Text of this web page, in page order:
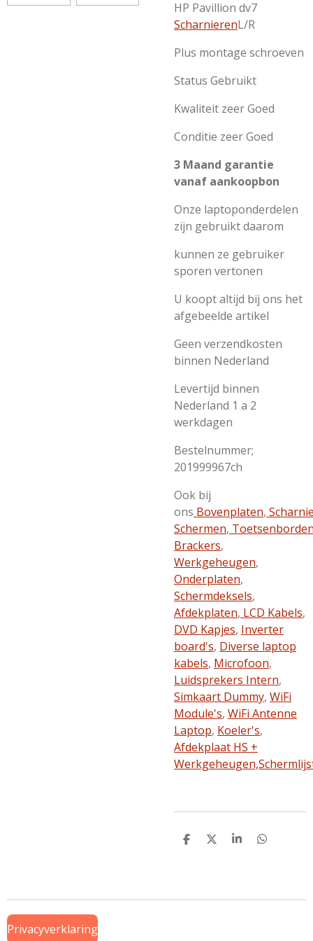
HP Pavillion dv7
ScharnierenL/R
Plus montage schroeven
Status Gebruikt
Kwaliteit zeer Goed
Conditie zeer Goed
3 Maand garantie
vanaf aankoopbon
Onze laptoponderdelen
zijn gebruikt daarom
kunnen ze gebruiker
sporen vertonen
U koopt altijd bij ons het
afgebeelde artikel
Geen verzendkosten
binnen Nederland
Levertijd binnen
Nederland 1 a 2
werkdagen
Bestelnummer;
201999967ch
Ook bij
ons Bovenplaten,
Schermen,
Brackers,
Werkgeheugen,
Onderplaten,
Schermdeksels,
Afdekplaten, LCD Kabels,
DVD Kapjes, Inverter
board's, Diverse laptop
kabels, Microfoon,
Luidsprekers Intern,
Simkaart Dummy, WiFi
Module's, WiFi Antenne
Laptop, Koeler's,
Afdekplaat HS +
Werkgeheugen,
D
D
S
D
Privacyverklaring